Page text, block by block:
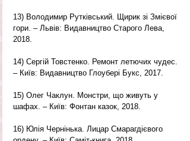
13) Володимир Рутківський. Щирик зі Змієвої
гори. – Львів: Видавництво Старого Лева,
2018.
14) Сергій Товстенко. Ремонт летючих чудес.
– Київ: Видавництво Глоубері Букс, 2017.
15) Олег Чаклун. Монстри, що живуть у
шафах. – Київ: Фонтан казок, 2018.
16) Юлія Чернінька. Лицар Смарагдієвого